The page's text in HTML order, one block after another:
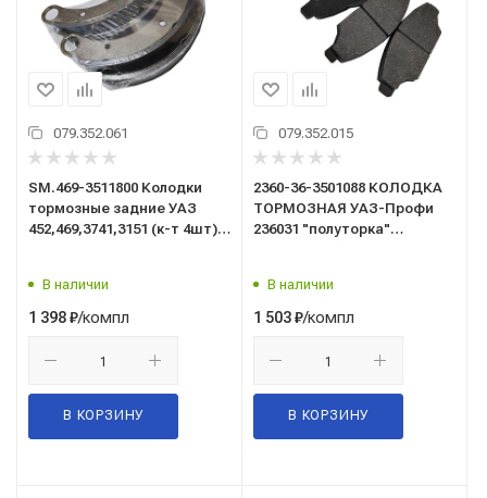
079.352.061
SM.469-3511800 Колодки
тормозные задние УАЗ
452,469,3741,3151 (к-т 4шт)
В наличии
1 398₽/компл
В КОРЗИНУ
079.352.015
2360-36-3501088 КОЛОДКА
ТОРМОЗНАЯ УАЗ-Профи
236031 "полуторка"
(MetalPart)
В наличии
1 503₽/компл
В КОРЗИНУ